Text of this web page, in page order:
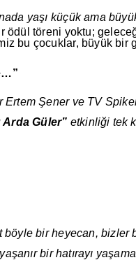
yaşı küçük ama
ödül töreni yoktu;
bu çocuklar, büyük bir
Şener ve TV
Arda Güler” etkinliği tek
böyle bir heyecan,
bir hatırayı